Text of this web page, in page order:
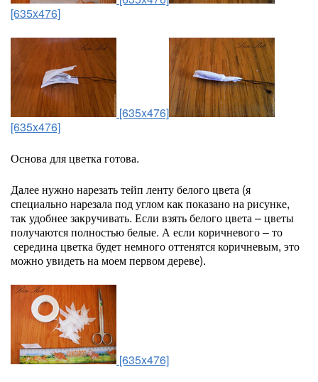
[635x476]
[635x476]
[635x476]
Основа для цветка готова.
Далее нужно нарезать тейп ленту белого цвета (я
специально нарезала под углом как показано на рисунке,
так удобнее закручивать. Если взять белого цвета – цветы
получаются полностью белые. А если коричневого – то
середина цветка будет немного оттенятся коричневым, это
можно увидеть на моем первом дереве).
[635x476]